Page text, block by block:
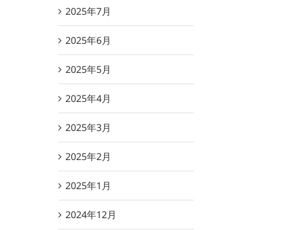
2025年7月
2025年6月
2025年5月
2025年4月
2025年3月
2025年2月
2025年1月
2024年12月